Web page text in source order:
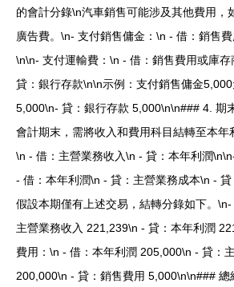
的會計分錄\n汽車銷售可能涉及其他費用，
廣告費。\n- 支付銷售傭金：\n - 借：銷售
\n\n- 支付運輸費：\n - 借：銷售費用或庫
貸：銀行存款\n\n示例：支付銷售傭金
5,000\n- 貸：銀行存款 5,000\n\n### 4. 期
會計期末，需將收入和費用科目結轉至本年
\n - 借：主營業務收入\n - 貸：本年利潤
- 借：本年利潤\n - 貸：主營業務成本\n - 貸
假設本期僅有上述交易，結轉分錄如下。\n-
主營業務收入 221,239\n - 貸：本年利潤
費用：\n - 借：本年利潤 205,000\n - 貸：
200,000\n - 貸：銷售費用 5,000\n\n### 總